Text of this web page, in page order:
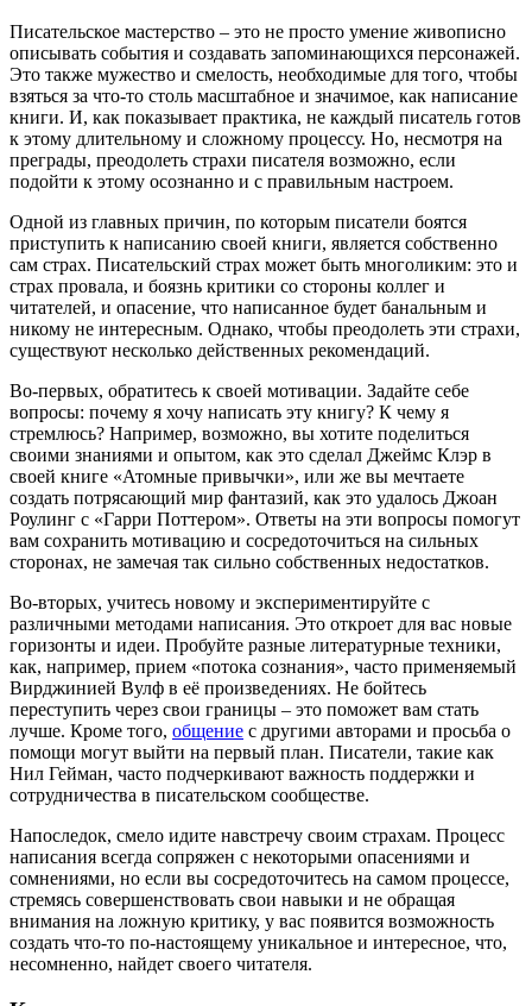
Писательское мастерство – это не просто умение живописно
описывать события и создавать запоминающихся персонажей.
Это также мужество и смелость, необходимые для того, чтобы
взяться за что-то столь масштабное и значимое, как написание
книги. И, как показывает практика, не каждый писатель готов
к этому длительному и сложному процессу. Но, несмотря на
преграды, преодолеть страхи писателя возможно, если
подойти к этому осознанно и с правильным настроем.
Одной из главных причин, по которым писатели боятся
приступить к написанию своей книги, является собственно
сам страх. Писательский страх может быть многоликим: это и
страх провала, и боязнь критики со стороны коллег и
читателей, и опасение, что написанное будет банальным и
никому не интересным. Однако, чтобы преодолеть эти страхи,
существуют несколько действенных рекомендаций.
Во-первых, обратитесь к своей мотивации. Задайте себе
вопросы: почему я хочу написать эту книгу? К чему я
стремлюсь? Например, возможно, вы хотите поделиться
своими знаниями и опытом, как это сделал Джеймс Клэр в
своей книге «Атомные привычки», или же вы мечтаете
создать потрясающий мир фантазий, как это удалось Джоан
Роулинг с «Гарри Поттером». Ответы на эти вопросы помогут
вам сохранить мотивацию и сосредоточиться на сильных
сторонах, не замечая так сильно собственных недостатков.
Во-вторых, учитесь новому и экспериментируйте с
различными методами написания. Это откроет для вас новые
горизонты и идеи. Пробуйте разные литературные техники,
как, например, прием «потока сознания», часто применяемый
Вирджинией Вулф в её произведениях. Не бойтесь
переступить через свои границы – это поможет вам стать
лучше. Кроме того, общение с другими авторами и просьба о
помощи могут выйти на первый план. Писатели, такие как
Нил Гейман, часто подчеркивают важность поддержки и
сотрудничества в писательском сообществе.
Напоследок, смело идите навстречу своим страхам. Процесс
написания всегда сопряжен с некоторыми опасениями и
сомнениями, но если вы сосредоточитесь на самом процессе,
стремясь совершенствовать свои навыки и не обращая
внимания на ложную критику, у вас появится возможность
создать что-то по-настоящему уникальное и интересное, что,
несомненно, найдет своего читателя.